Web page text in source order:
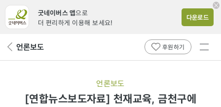
굿네이버스 앱으로
더 편리하게 이용해 보세요!
다운로드
뒤 언론보도 후원하기
전체
언론보도
[연합뉴스보도자료] 천재교육, 금천구에